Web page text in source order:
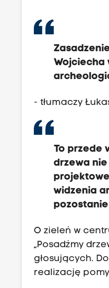
Wojciecha
- tłumaczy
To przede
drzewa
widzenia
O zieleń w
„Posadźmy
głosujących.
realizację